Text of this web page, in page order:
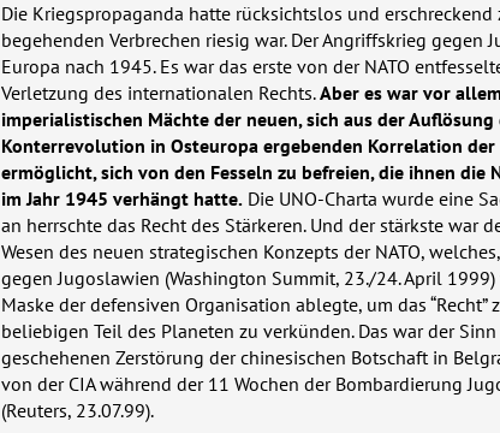
Die Kriegspropaganda hatte rücksichtslos und erschreckend
begehenden Verbrechen riesig war. Der Angriffskrieg gegen
Europa nach 1945. Es war das erste von der NATO
Verletzung des internationalen Rechts.Aber es war vor
imperialistischen Mächte der neuen, sich aus der Auflösung
Konterrevolution in Osteuropa ergebenden Korrelation der
ermöglicht, sich von den Fesseln zu befreien, die ihnen die
im Jahr 1945 verhängt hatte. Die UNO-Charta wurde eine
an herrschte das Recht des Stärkeren. Und der stärkste war
Wesen des neuen strategischen Konzepts der NATO,
gegen Jugoslawien (Washington Summit, 23./24. April
Maske der defensiven Organisation ablegte, um das
beliebigen Teil des Planeten zu verkünden. Das war der Sinn
geschehenen Zerstörung der chinesischen Botschaft in
von der CIAwährend der 11 Wochen der Bombardierung
(Reuters, 23.07.99).